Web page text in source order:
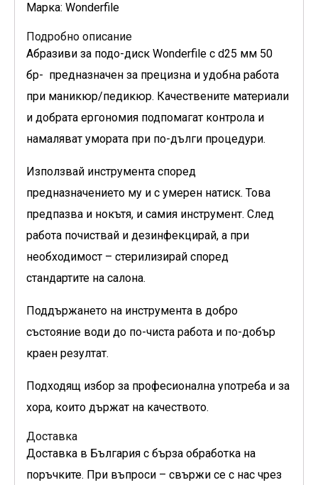
Марка: Wonderfile
Подробно описание
Абразиви за подо-диск Wonderfile с d25 мм 50
бр- предназначен за прецизна и удобна работа
при маникюр/педикюр. Качествените материали
и добрата ергономия подпомагат контрола и
намаляват умората при по-дълги процедури.
Използвай инструмента според
предназначението му и с умерен натиск. Това
предпазва и нокътя, и самия инструмент. След
работа почиствай и дезинфекцирай, а при
необходимост – стерилизирай според
стандартите на салона.
Поддържането на инструмента в добро
състояние води до по-чиста работа и по-добър
краен резултат.
Подходящ избор за професионална употреба и за
хора, които държат на качеството.
Доставка
Доставка в България с бърза обработка на
поръчките. При въпроси – свържи се с нас чрез